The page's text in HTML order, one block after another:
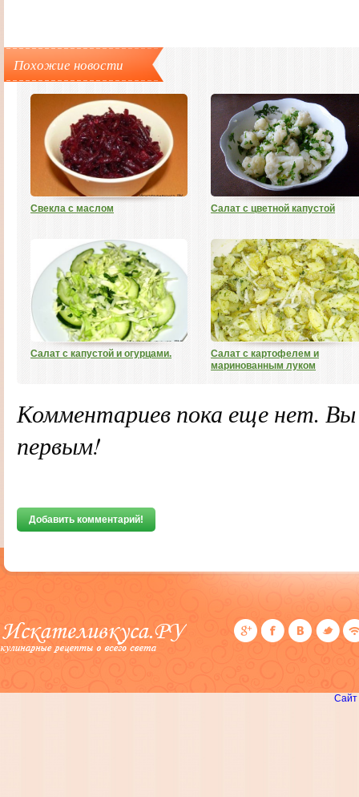
Похожие новости
Свекла с маслом Салат с цветной капустой
Салат с капустой и огурцами.
Салат с картофелем и
маринованным луком
Комментариев пока еще нет.
первым!
Добавить комментарий!
Сайт